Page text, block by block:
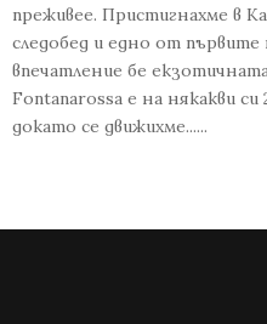
преживее. Пристигнахме в
следобед и едно от
впечатление бе
Fontanarossa е на някакви
докато се движихме......